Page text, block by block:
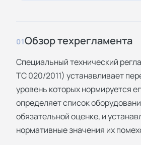
01Обзор техрегламента
Специальный технический
ТС 020/2011) устанавливает
уровень которых нормируется
определяет список
обязательной оценке, и
нормативные значения их